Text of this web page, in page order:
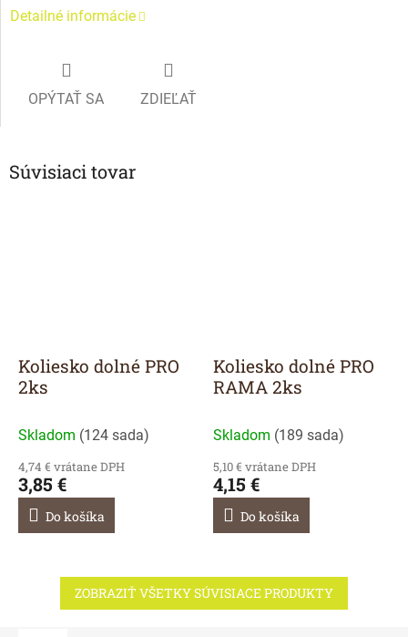
Detailné informácie
OPÝTAŤ SA ZDIEĽAŤ
Súvisiaci tovar
Koliesko dolné PRO
2ks
Skladom (124 sada)
4,74 € vrátane DPH
3,85 €
Do košíka
Koliesko dolné PRO
RAMA 2ks
Skladom (189 sada)
5,10 € vrátane DPH
4,15 €
Do košíka
ZOBRAZIŤ VŠETKY SÚVISIACE PRODUKTY